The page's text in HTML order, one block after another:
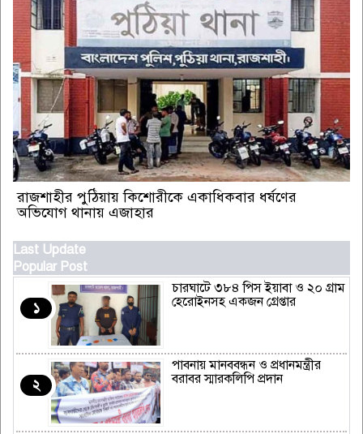
রাজশাহীর পুঠিয়ায় কিশোরীকে একাধিকবার ধর্ষণের
অভিযোগ থানায় এজাহার
Last Update
Popular Post
১
চারঘাটে ৩৮৪ পিস ইয়াবা ও ২০ গ্রাম
হেরোইনসহ একজন গ্রেপ্তার
২
পাবনায় মানববন্ধন ও প্রধানমন্ত্রীর
বরাবর স্মারকলিপি প্রদান